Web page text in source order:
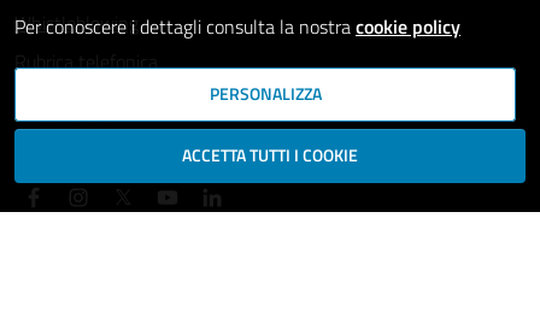
Whistleblowing
Rubrica telefonica
SEGUICI SU
Per conoscere i dettagli consulta la nostracookie policy
PERSONALIZZA
ACCETTA TUTTI I COOKIE